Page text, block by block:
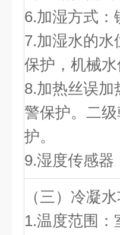
6.加湿方式：
7.加湿水的
保护，机械
8.加热丝误加
警保护。二
护。
9.湿度传感器
（三）冷凝
1.温度范围：